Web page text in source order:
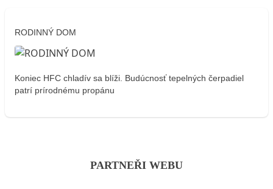
RODINNÝ DOM
Koniec HFC chladív sa blíži. Budúcnosť tepelných čerpadiel
patrí prírodnému propánu
PARTNEŘI WEBU